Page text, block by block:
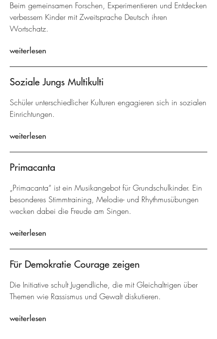
Beim gemeinsamen Forschen, Experimentieren und Entdecken
verbessern Kinder mit Zweitsprache Deutsch ihren
Wortschatz.
weiterlesen
Soziale Jungs Multikulti
Schüler unterschiedlicher Kulturen engagieren sich in sozialen
Einrichtungen.
weiterlesen
Primacanta
„Primacanta“ ist ein Musikangebot für Grundschulkinder. Ein
besonderes Stimmtraining, Melodie- und Rhythmusübungen
wecken dabei die Freude am Singen.
weiterlesen
Für Demokratie Courage zeigen
Die Initiative schult Jugendliche, die mit Gleichaltrigen über
Themen wie Rassismus und Gewalt diskutieren.
weiterlesen